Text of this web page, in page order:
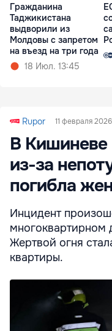
Гражданина
Таджикистана
выдворили из
Молдовы с запретом
на въезд на три года
18 Июл. 13:45
Rupor 11 февраля
В
из-за
погибла
Инцидент
многоквартирном
Жертвой огня
квартиры.